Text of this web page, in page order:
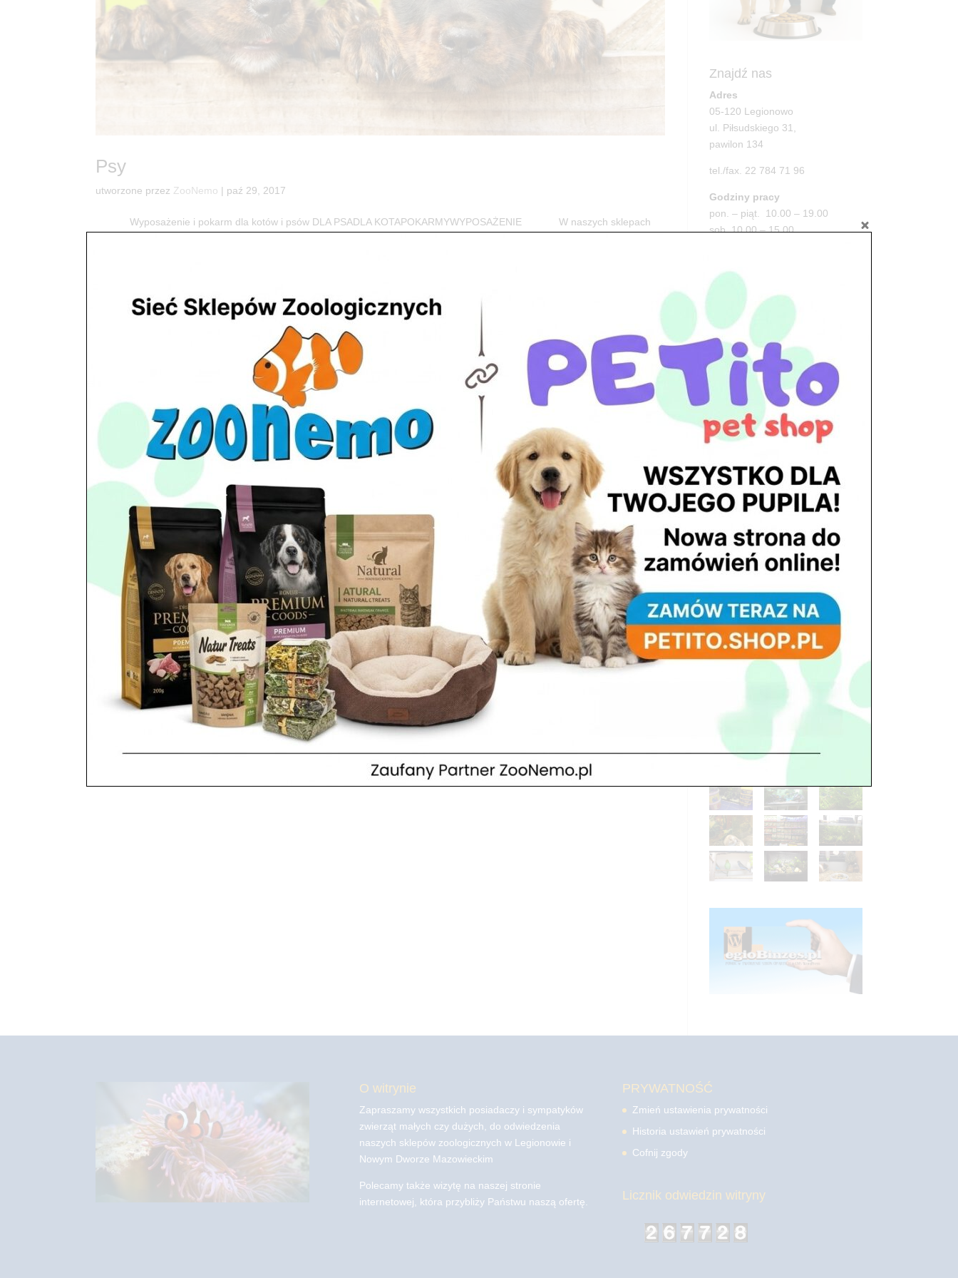
Psy
utworzone przez ZooNemo | paź 29, 2017
Wyposażenie i pokarm dla kotów i psów DLA PSADLA KOTAPOKARMYWYPOSAŻENIE W naszych sklepach
Znajdź nas
Adres
05-120 Legionowo
ul. Piłsudskiego 31,
pawilon 134
tel./fax. 22 784 71 96
Godziny pracy
pon. – piąt. 10.00 – 19.00
sob. 10.00 – 15.00
Adres
05-100 Nowy Dwór Mazowiecki
ul. Leśna 2
tel. 503 900 215
Godziny pracy
pon. – piąt. 10.00 – 19.00
sob. 8.00 – 15.00
niedz. zamknięte
O witrynie
Zapraszamy wszystkich posiadaczy i sympatyków
zwierząt małych czy dużych, do odwiedzenia
naszych sklepów zoologicznych w Legionowie i
Nowym Dworze Mazowieckim
Polecamy także wizytę na naszej stronie
internetowej, która przybliży Państwu naszą ofertę.
PRYWATNOŚĆ
Zmień ustawienia prywatności
Historia ustawień prywatności
Cofnij zgody
Licznik odwiedzin witryny